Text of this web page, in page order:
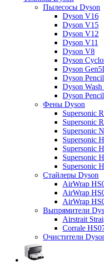
Пылесосы Dyson
Dyson V16
Dyson V15
Dyson V12
Dyson V11
Dyson V8
Dyson
Dyson
Dyson
Dyson Wash
Dyson
Фены Dyson
Supersonic
Supersonic
Supersonic
Supersonic
Supersonic
Supersonic
Supersonic
Стайлеры Dyson
AirWrap
AirWrap
AirWrap
Выпрямители
Airstrait
Corrale
Очистители